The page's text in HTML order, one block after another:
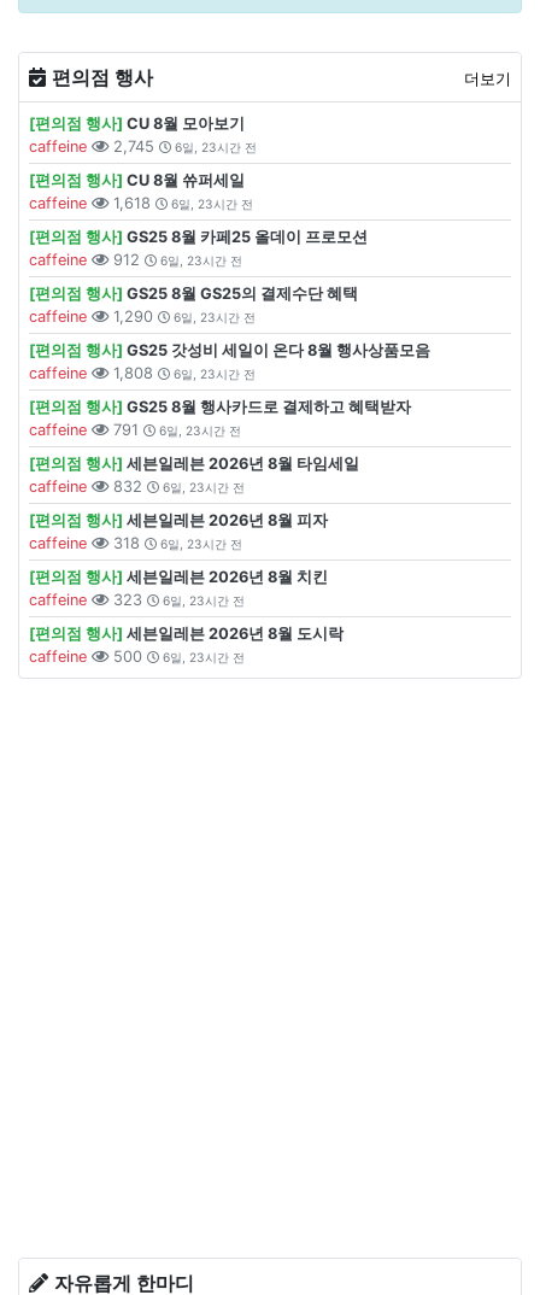
편의점 행사 더보기
[편의점 행사] CU 8월 모아보기
caffeine
2,745 6일, 23시간 전
[편의점 행사] CU 8월 쓔퍼세일
caffeine
1,618 6일, 23시간 전
[편의점 행사] GS25 8월 카페25 올데이 프로모션
caffeine
912 6일, 23시간 전
[편의점 행사] GS25 8월 GS25의 결제수단 혜택
caffeine
1,290 6일, 23시간 전
[편의점 행사] GS25 갓성비 세일이 온다 8월 행사상품모음
caffeine
1,808 6일, 23시간 전
[편의점 행사] GS25 8월 행사카드로 결제하고 혜택받자
caffeine
791 6일, 23시간 전
[편의점 행사] 세븐일레븐 2026년 8월 타임세일
caffeine
832 6일, 23시간 전
[편의점 행사] 세븐일레븐 2026년 8월 피자
caffeine
318 6일, 23시간 전
[편의점 행사] 세븐일레븐 2026년 8월 치킨
caffeine
323 6일, 23시간 전
[편의점 행사] 세븐일레븐 2026년 8월 도시락
caffeine
500 6일, 23시간 전
자유롭게 한마디